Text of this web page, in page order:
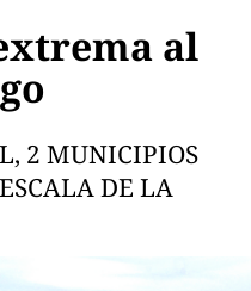
al
2 MUNICIPIOS
DE LA